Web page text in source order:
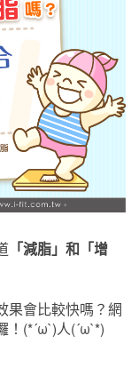
「減脂」和「增
果會比較快嗎？網
！(*´ω`)人(´ω`*)